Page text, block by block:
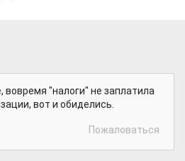
вовремя "налоги" не заплатила
вот и обиделись.
Пожаловаться